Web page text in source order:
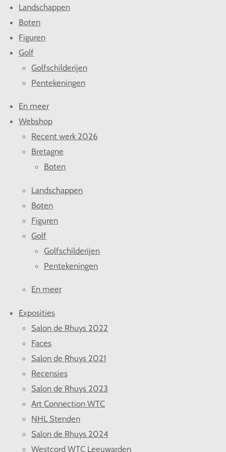
Landschappen
Boten
Figuren
Golf
Golfschilderijen
Pentekeningen
En meer
Webshop
Recent werk 2026
Bretagne
Boten
Landschappen
Boten
Figuren
Golf
Golfschilderijen
Pentekeningen
En meer
Exposities
Salon de Rhuys 2022
Faces
Salon de Rhuys 2021
Recensies
Salon de Rhuys 2023
Art Connection WTC
NHL Stenden
Salon de Rhuys 2024
Westcord WTC Leeuwarden